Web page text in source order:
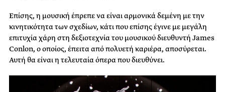
Επίσης, η μουσική έπρεπε να είναι αρμονικά δεμένη με την
κινητικότητα των σχεδίων, κάτι που επίσης έγινε με μεγάλη
επιτυχία χάρη στη δεξιοτεχνία του μουσικού διευθυντή James
Conlon, ο οποίος, έπειτα από πολυετή καριέρα, αποσύρεται.
Αυτή θα είναι η τελευταία όπερα που διευθύνει.